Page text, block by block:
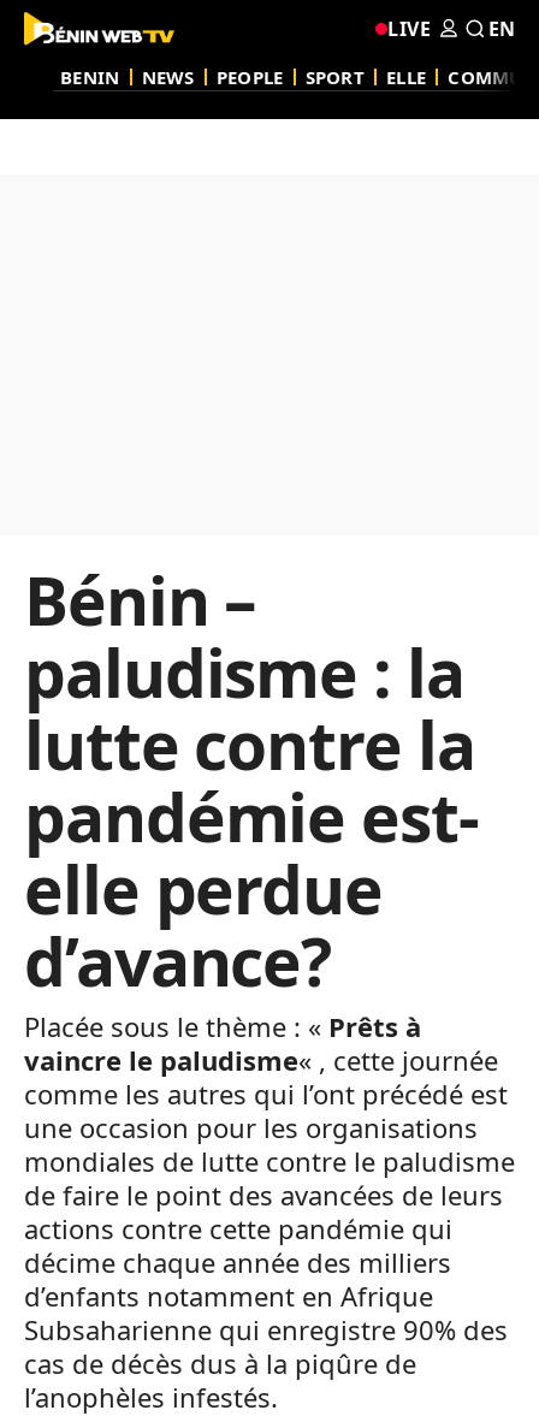
BENIN NEWS PEOPLE SPORT ELLE
LIVE EN
Bénin –
paludisme : la
lutte contre la
pandémie est-
elle perdue
d’avance?
Placée sous le thème : « Prêts à
vaincre le paludisme« , cette journée
comme les autres qui l’ont précédé est
une occasion pour les organisations
mondiales de lutte contre le paludisme
de faire le point des avancées de leurs
actions contre cette pandémie qui
décime chaque année des milliers
d’enfants notamment en Afrique
Subsaharienne qui enregistre 90% des
cas de décès dus à la piqûre de
l’anophèles infestés.